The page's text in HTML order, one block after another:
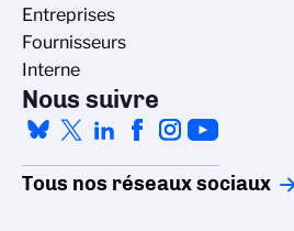
Entreprises
Fournisseurs
Interne
Nous suivre
Tous nos réseaux sociaux